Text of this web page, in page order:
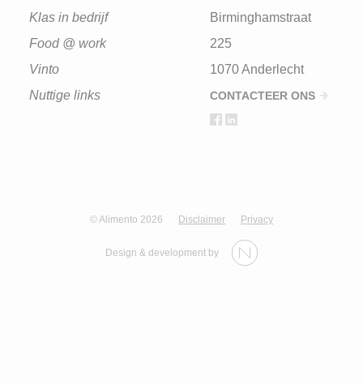
Klas in bedrijf
Food @ work
Vinto
Nuttige links
Birminghamstraat
225
1070 Anderlecht
CONTACTEER ONS
© Alimento 2026 Disclaimer Privacy
Design & development by